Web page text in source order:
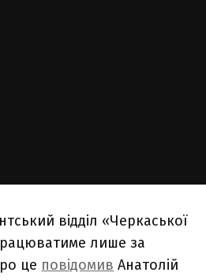
відділ «Черкаської
лише за
це повідомив Анатолій